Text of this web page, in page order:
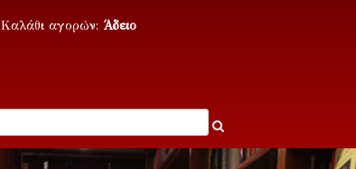
Καλάθι αγορών: Άδειο